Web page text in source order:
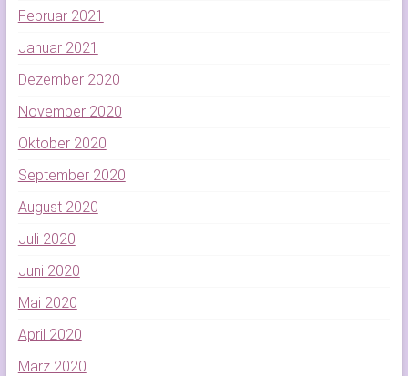
Februar 2021
Januar 2021
Dezember 2020
November 2020
Oktober 2020
September 2020
August 2020
Juli 2020
Juni 2020
Mai 2020
April 2020
März 2020